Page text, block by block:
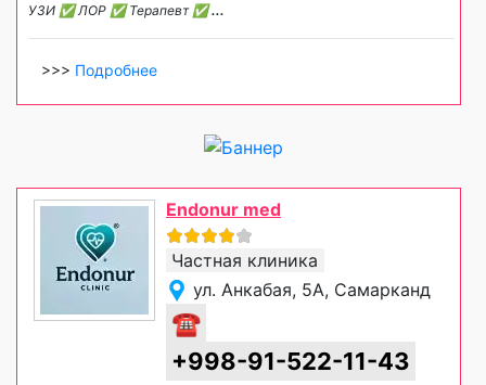
УЗИ ✅ ЛОР ✅ Терапевт ✅...
>>> Подробнее
Endonur med
Частная клиника
ул. Анкабая, 5А, Самарканд
☎
+998-91-522-11-43